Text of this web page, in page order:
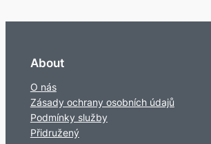
About
O nás
Zásady ochrany osobních údajů
Podmínky služby
Přidružený